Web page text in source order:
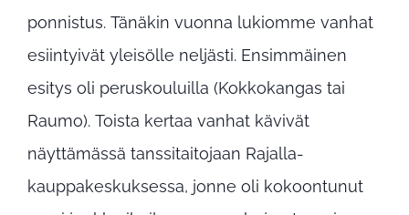
ponnistus. Tänäkin vuonna lukiomme vanhat
esiintyivät yleisölle neljästi. Ensimmäinen
esitys oli peruskouluilla (Kokkokangas tai
Raumo). Toista kertaa vanhat kävivät
näyttämässä tanssitaitojaan Rajalla-
kauppakeskuksessa, jonne oli kokoontunut